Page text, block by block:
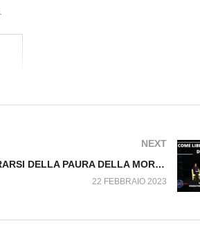
NEXT
COME LIBERARSI DELLA PAURA DELLA MORTE. Fuori dal Virus n.296
22 FEBBRAIO 2023